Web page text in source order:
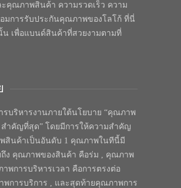
คุณภาพสินค้า ความรวดเร็ว ความ
มการรับประกันคุณภาพของโลโก้ ที่นี่
น เพื่อแบนด์สินค้าที่สวยงามตามที่
รบริหารงานภายใต้นโยบาย “คุณภาพ
สำคัญที่สุด” โดยมีการให้ความสำคัญ
สินค้าเป็นอันดับ 1 คุณภาพในทีนี้มี
ถึง คุณภาพของสินค้า คือร่ม , คุณภาพ
พการบริหารเวลา คือการตรงต่อ
พการบริการ , และสุดท้ายคุณภาพการ